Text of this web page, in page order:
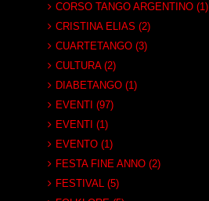
CORSO TANGO ARGENTINO (1)
CRISTINA ELIAS (2)
CUARTETANGO (3)
CULTURA (2)
DIABETANGO (1)
EVENTI (97)
EVENTI (1)
EVENTO (1)
FESTA FINE ANNO (2)
FESTIVAL (5)